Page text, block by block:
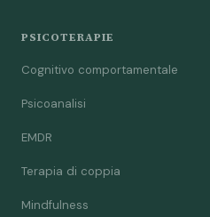
PSICOTERAPIE
Cognitivo comportamentale
Psicoanalisi
EMDR
Terapia di coppia
Mindfulness